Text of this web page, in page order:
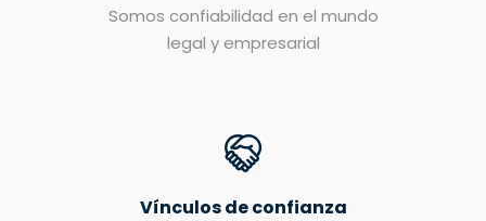
Somos confiabilidad en el mundo
legal y empresarial
Vínculos de confianza